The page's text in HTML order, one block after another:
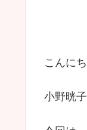
こんにち
小野晄子